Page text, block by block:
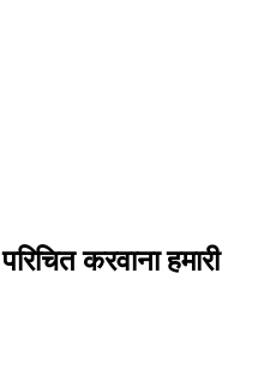
करवाना हमारी